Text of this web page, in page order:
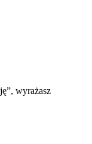
wyrażasz